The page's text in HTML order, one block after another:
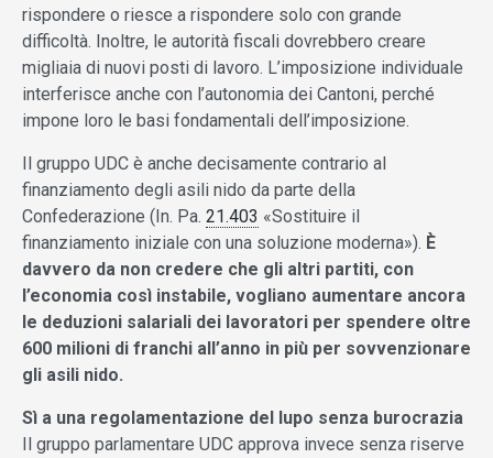
rispondere o riesce a rispondere solo con grande
difficoltà. Inoltre, le autorità fiscali dovrebbero creare
migliaia di nuovi posti di lavoro. L’imposizione individuale
interferisce anche con l’autonomia dei Cantoni, perché
impone loro le basi fondamentali dell’imposizione.
Il gruppo UDC è anche decisamente contrario al
finanziamento degli asili nido da parte della
Confederazione (In. Pa. 21.403 «Sostituire il
finanziamento iniziale con una soluzione moderna»). È
davvero da non credere che gli altri partiti, con
l’economia così instabile, vogliano aumentare ancora
le deduzioni salariali dei lavoratori per spendere oltre
600 milioni di franchi all’anno in più per sovvenzionare
gli asili nido.
Sì a una regolamentazione del lupo senza burocrazia
Il gruppo parlamentare UDC approva invece senza riserve